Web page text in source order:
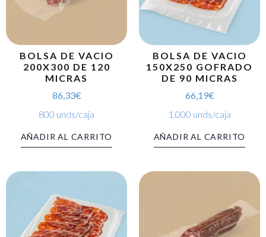
BOLSA DE VACIO
200X300 DE 120
MICRAS
86,33€
800 unds/caja
AÑADIR AL CARRITO
BOLSA DE VACIO
150X250 GOFRADO
DE 90 MICRAS
66,19€
1.000 unds/caja
AÑADIR AL CARRITO